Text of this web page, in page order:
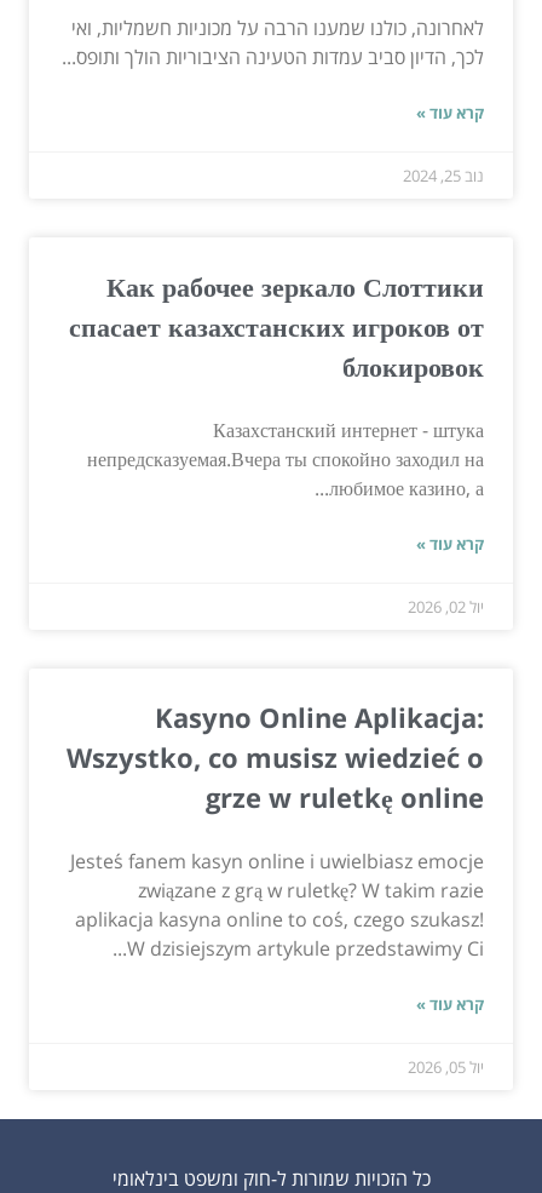
לאחרונה, כולנו שמענו הרבה על מכוניות חשמליות, ואי
לכך, הדיון סביב עמדות הטעינה הציבוריות הולך ותופס...
קרא עוד »
נוב 25, 2024
Как рабочее зеркало Слоттики
спасает казахстанских игроков от
блокировок
Казахстанский интернет - штука
непредсказуемая.Вчера ты спокойно заходил на
любимое казино, а...
קרא עוד »
יול 02, 2026
Kasyno Online Aplikacja:
Wszystko, co musisz wiedzieć o
grze w ruletkę online
Jesteś fanem kasyn online i uwielbiasz emocje
związane z grą w ruletkę? W takim razie
aplikacja kasyna online to coś, czego szukasz!
W dzisiejszym artykule przedstawimy Ci...
קרא עוד »
יול 05, 2026
כל הזכויות שמורות ל-חוק ומשפט בינלאומי